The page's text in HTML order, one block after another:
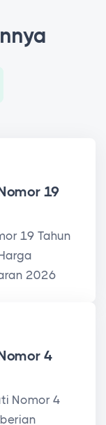
19
19 Tahun
2026
4
Nomor 4